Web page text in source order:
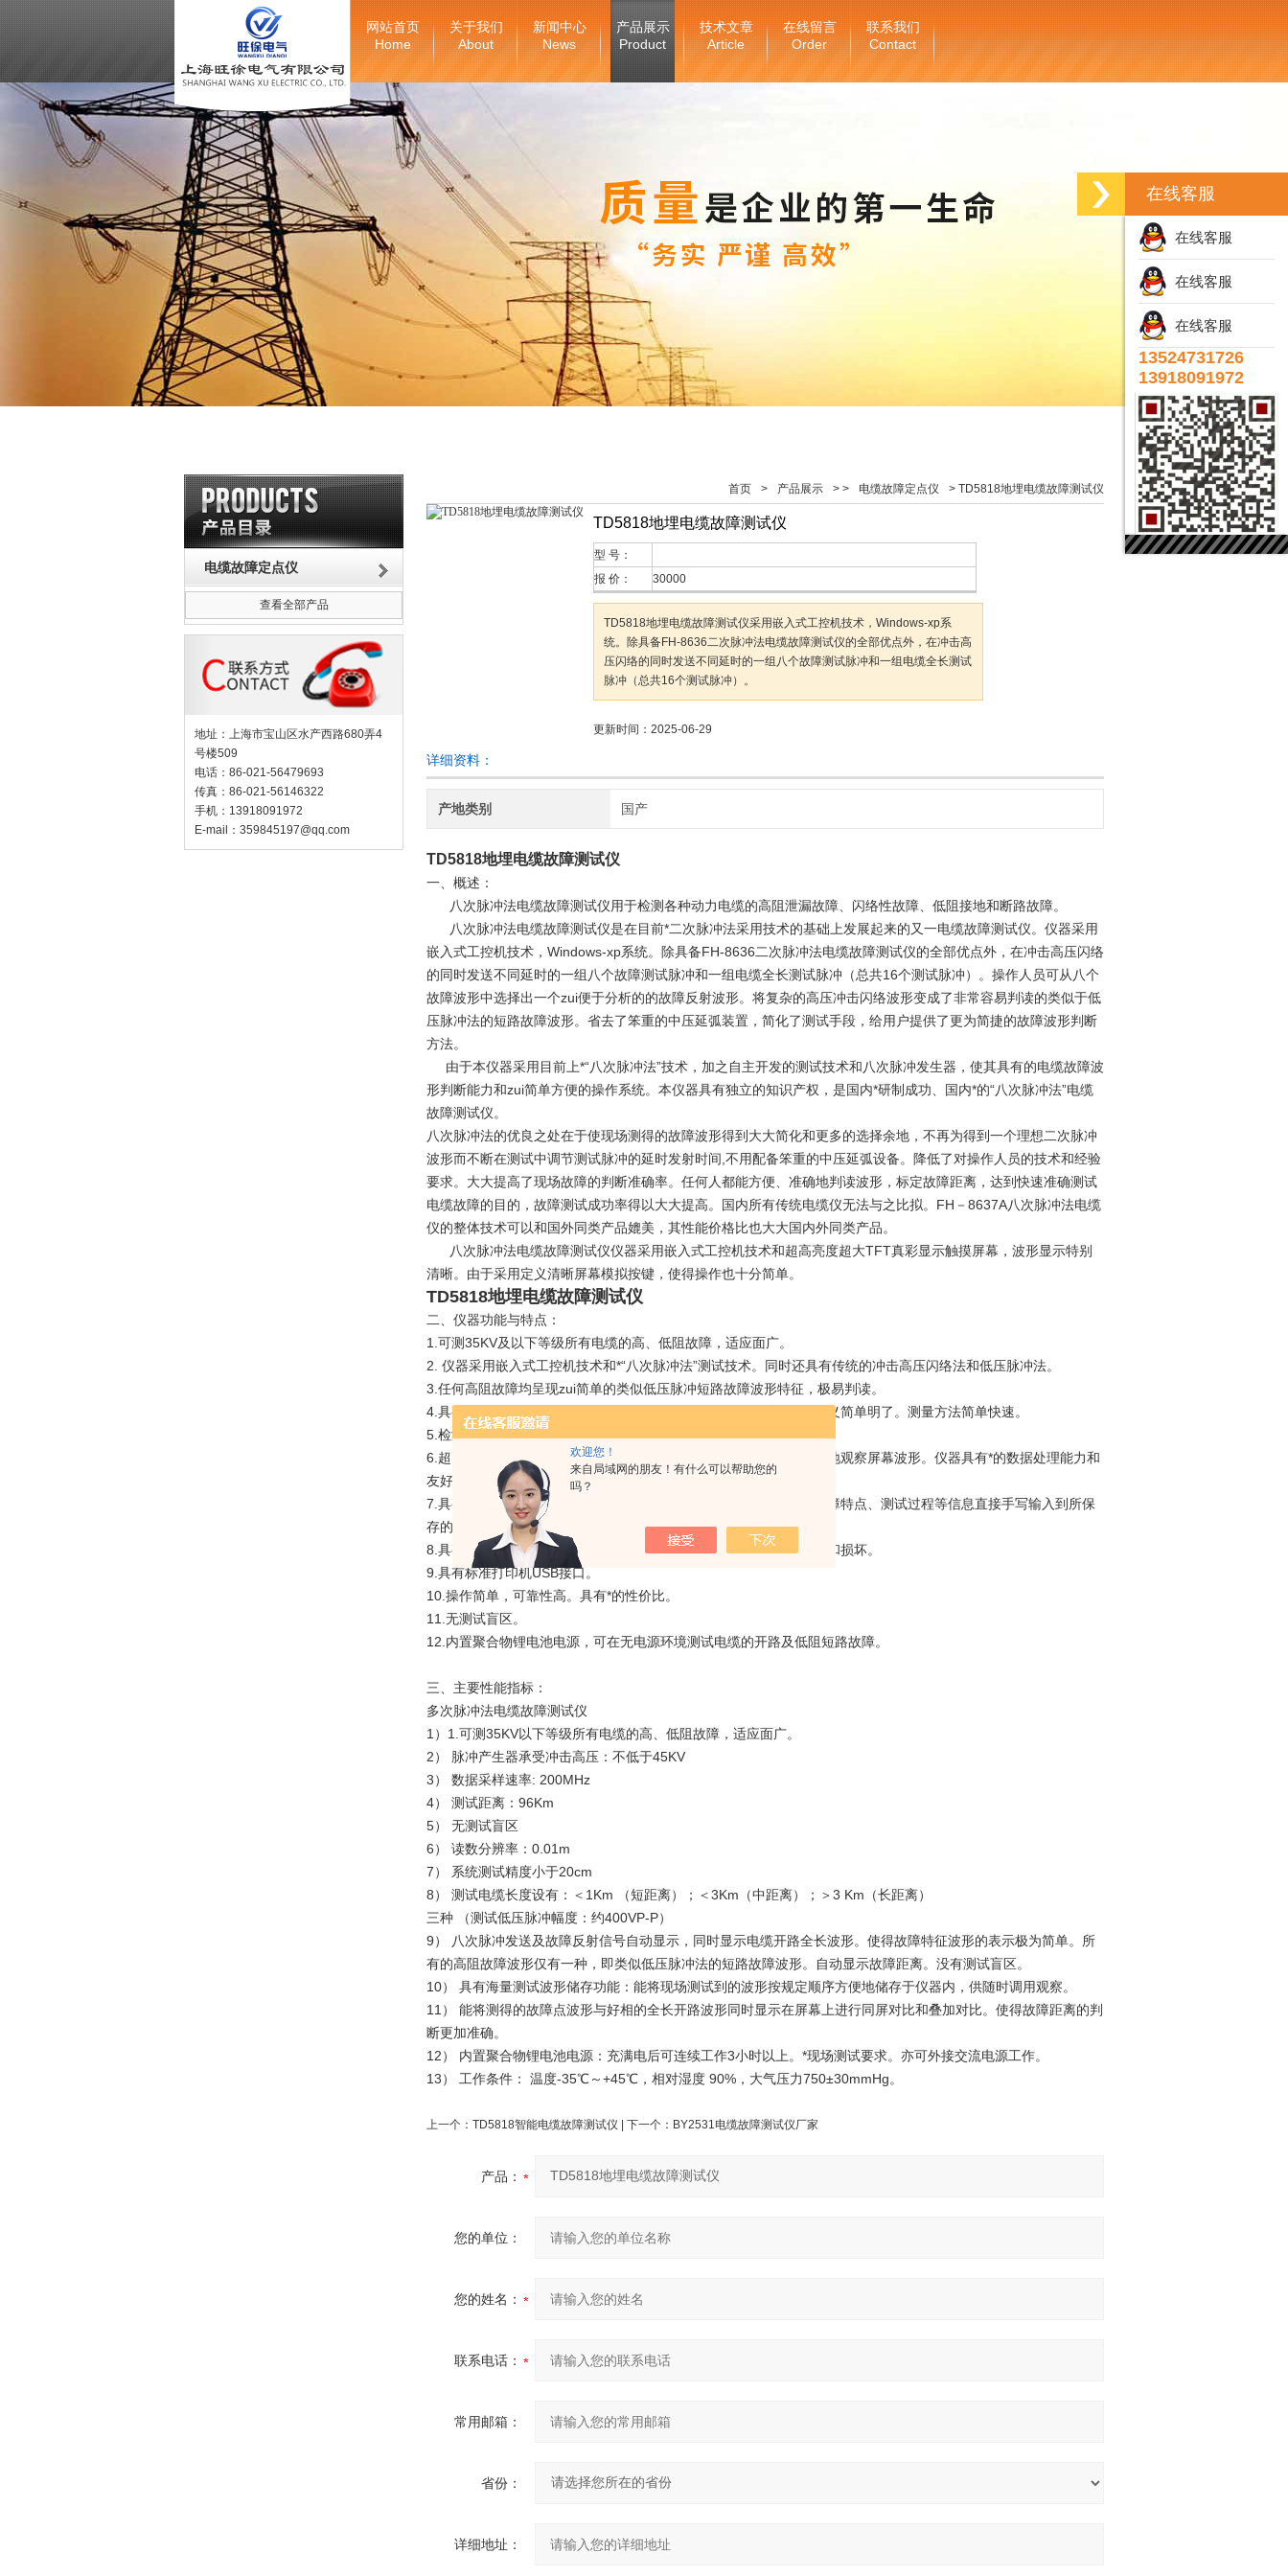
欢迎您！
来自局域网的朋友！有什么可以帮助您的
吗？
网站首页
Home
关于我们
About
新闻中心
News
产品展示
Product
技术文章
Article
在线留言
Order
联系我们
Contact
电缆故障定点仪
查看全部产品
地址：上海市宝山区水产西路680弄4
号楼509
电话：86-021-56479693
传真：86-021-56146322
手机：13918091972
E-mail： 359845197@qq.com
首页 > 产品展示 > > 电缆故障定点仪 > TD5818地埋电缆故障测试仪
TD5818地埋电缆故障测试仪
型 号：
报 价：
30000
TD5818地埋电缆故障测试仪采用嵌入式工控机技术，Windows-xp系
统。除具备FH-8636二次脉冲法电缆故障测试仪的全部优点外，在冲击高
压闪络的同时发送不同延时的一组八个故障测试脉冲和一组电缆全长测试
脉冲（总共16个测试脉冲）。
更新时间：2025-06-29
详细资料：
产地类别 国产
TD5818地埋电缆故障测试仪
一、概述：
八次脉冲法电缆故障测试仪用于检测各种动力电缆的高阻泄漏故障、闪络性故障、低阻接地和断路故障。
八次脉冲法电缆故障测试仪是在目前*二次脉冲法采用技术的基础上发展起来的又一电缆故障测试仪。仪器采用
嵌入式工控机技术，Windows-xp系统。除具备FH-8636二次脉冲法电缆故障测试仪的全部优点外，在冲击高压闪络
的同时发送不同延时的一组八个故障测试脉冲和一组电缆全长测试脉冲（总共16个测试脉冲）。操作人员可从八个
故障波形中选择出一个zui便于分析的的故障反射波形。将复杂的高压冲击闪络波形变成了非常容易判读的类似于低
压脉冲法的短路故障波形。省去了笨重的中压延弧装置，简化了测试手段，给用户提供了更为简捷的故障波形判断
方法。
由于本仪器采用目前上*“八次脉冲法”技术，加之自主开发的测试技术和八次脉冲发生器，使其具有的电缆故障波
形判断能力和zui简单方便的操作系统。本仪器具有独立的知识产权，是国内*研制成功、国内*的“八次脉冲法”电缆
故障测试仪。
八次脉冲法的优良之处在于使现场测得的故障波形得到大大简化和更多的选择余地，不再为得到一个理想二次脉冲
波形而不断在测试中调节测试脉冲的延时发射时间,不用配备笨重的中压延弧设备。降低了对操作人员的技术和经验
要求。大大提高了现场故障的判断准确率。任何人都能方便、准确地判读波形，标定故障距离，达到快速准确测试
电缆故障的目的，故障测试成功率得以大大提高。国内所有传统电缆仪无法与之比拟。FH－8637A八次脉冲法电缆
仪的整体技术可以和国外同类产品媲美，其性能价格比也大大国内外同类产品。
八次脉冲法电缆故障测试仪仪器采用嵌入式工控机技术和超高亮度超大TFT真彩显示触摸屏幕，波形显示特别
清晰。由于采用定义清晰屏幕模拟按键，使得操作也十分简单。
TD5818地埋电缆故障测试仪
二、仪器功能与特点：
1.可测35KV及以下等级所有电缆的高、低阻故障，适应面广。
2. 仪器采用嵌入式工控机技术和*“八次脉冲法”测试技术。同时还具有传统的冲击高压闪络法和低压脉冲法。
3.任何高阻故障均呈现zui简单的类似低压脉冲短路故障波形特征，极易判读。
4.具有方便用户的软件和全中文菜单以及荧屏触摸按键操作。按键定义简单明了。测量方法简单快速。
5.检测故障成功率、测试精度及测试方便程度国内任何一种检测设备。
6.超高亮度、超大液晶屏作为显示终端，可在阳光直射的环境中清晰地观察屏幕波形。仪器具有*的数据处理能力和
友好的显示界面。
7.具有手写板功能，在波形存储时可以将现场测试的人员、地点及故障特点、测试过程等信息直接手写输入到所保
存的文档中。
8.具有极安全的高压保护措施。测试仪器在冲击高压环境中不会死机和损坏。
9.具有标准打印机USB接口。
10.操作简单，可靠性高。具有*的性价比。
11.无测试盲区。
12.内置聚合物锂电池电源，可在无电源环境测试电缆的开路及低阻短路故障。
三、主要性能指标：
多次脉冲法电缆故障测试仪
1）1.可测35KV以下等级所有电缆的高、低阻故障，适应面广。
2） 脉冲产生器承受冲击高压：不低于45KV
3） 数据采样速率: 200MHz
4） 测试距离：96Km
5） 无测试盲区
6） 读数分辨率：0.01m
7） 系统测试精度小于20cm
8） 测试电缆长度设有：＜1Km （短距离）；＜3Km（中距离）；＞3 Km（长距离）
三种 （测试低压脉冲幅度：约400VP-P）
9） 八次脉冲发送及故障反射信号自动显示，同时显示电缆开路全长波形。使得故障特征波形的表示极为简单。所
有的高阻故障波形仅有一种，即类似低压脉冲法的短路故障波形。自动显示故障距离。没有测试盲区。
10） 具有海量测试波形储存功能：能将现场测试到的波形按规定顺序方便地储存于仪器内，供随时调用观察。
11） 能将测得的故障点波形与好相的全长开路波形同时显示在屏幕上进行同屏对比和叠加对比。使得故障距离的判
断更加准确。
12） 内置聚合物锂电池电源：充满电后可连续工作3小时以上。*现场测试要求。亦可外接交流电源工作。
13） 工作条件： 温度-35℃～+45℃，相对湿度 90%，大气压力750±30mmHg。
上一个： TD5818智能电缆故障测试仪 | 下一个： BY2531电缆故障测试仪厂家
产品：
您的单位：
您的姓名：
联系电话：
常用邮箱：
省份：
详细地址：
在线客服
在线客服
在线客服
在线客服
13524731726
13918091972